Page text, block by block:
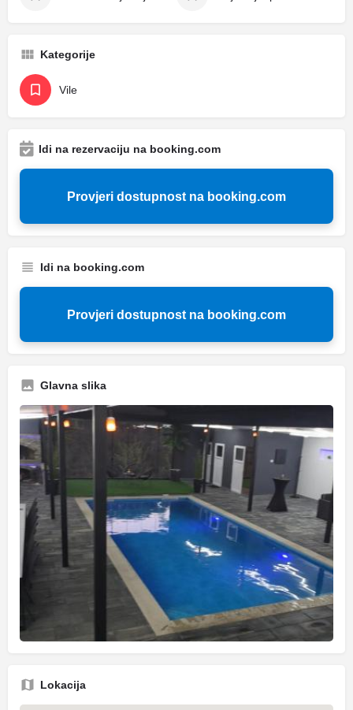
Kategorije
Vile
Idi na rezervaciju na booking.com
Provjeri dostupnost na booking.com
Idi na booking.com
Provjeri dostupnost na booking.com
Glavna slika
Lokacija